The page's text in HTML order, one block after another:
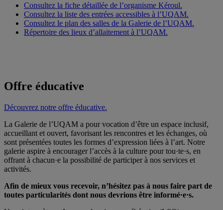
Consultez la fiche détaillée de l’organisme Kéroul.
Consultez la liste des entrées accessibles à l’UQAM.
Consultez le plan des salles de la Galerie de l’UQAM.
Répertoire des lieux d’allaitement à l’UQAM.
Offre éducative
Découvrez notre offre éducative.
La Galerie de l’UQAM a pour vocation d’être un espace inclusif,
accueillant et ouvert, favorisant les rencontres et les échanges, où
sont présentées toutes les formes d’expression liées à l’art. Notre
galerie aspire à encourager l’accès à la culture pour tou·te·s, en
offrant à chacun·e la possibilité de participer à nos services et
activités.
Afin de mieux vous recevoir, n’hésitez pas à nous faire part de
toutes particularités dont nous devrions être informé·e·s.